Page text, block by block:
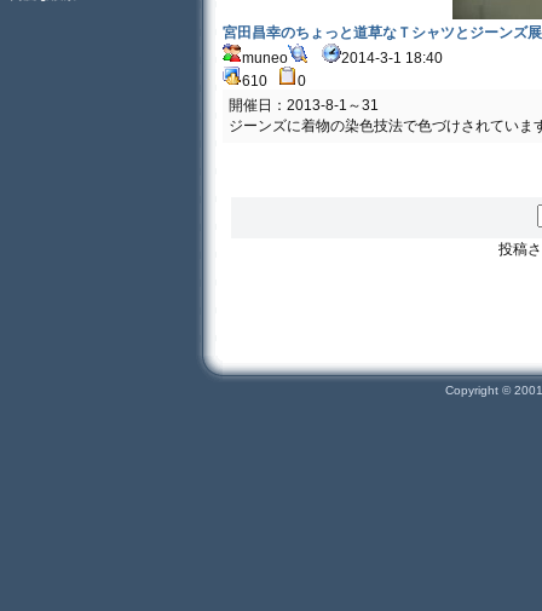
宮田昌幸のちょっと道草なＴシャツとジーンズ
muneo
2014-3-1 18:40
610
0
開催日：2013-8-1～31
ジーンズに着物の染色技法で色づけされていま
投稿
Copyright ©